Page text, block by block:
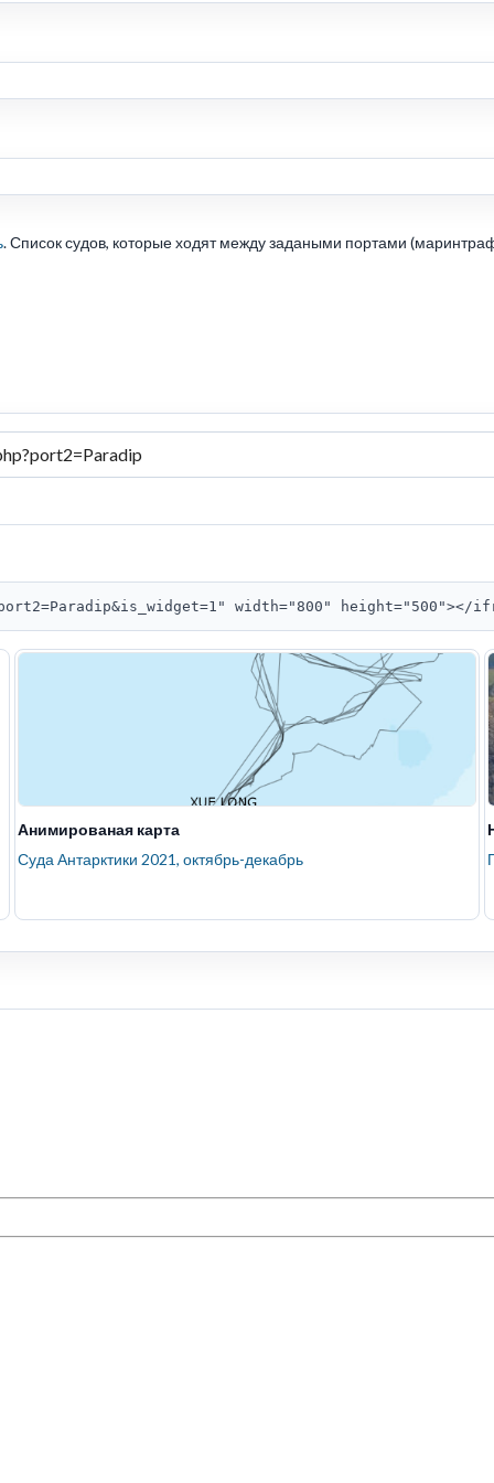
. Список судов, которые ходят между задаными портами
width="800" height="500"></
Анимированая карта
Суда Антарктики 2021, октябрь-декабрь